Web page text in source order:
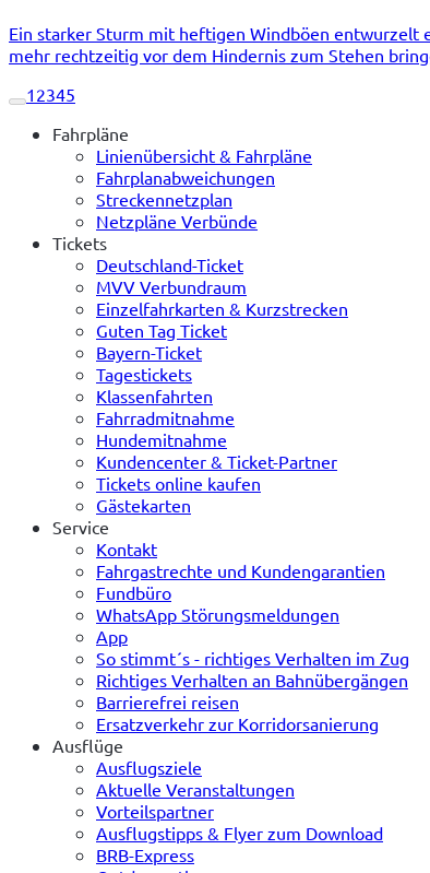
Ein starker Sturm mit heftigen Windböen entwurzelt
mehr rechtzeitig vor dem Hindernis zum Stehen
1 2345
Fahrpläne
Linienübersicht & Fahrpläne
Fahrplanabweichungen
Streckennetzplan
Netzpläne Verbünde
Tickets
Deutschland-Ticket
MVV Verbundraum
Einzelfahrkarten & Kurzstrecken
Guten Tag Ticket
Bayern-Ticket
Tagestickets
Klassenfahrten
Fahrradmitnahme
Hundemitnahme
Kundencenter & Ticket-Partner
Tickets online kaufen
Gästekarten
Service
Kontakt
Fahrgastrechte und Kundengarantien
Fundbüro
WhatsApp Störungsmeldungen
App
So stimmt´s - richtiges Verhalten im Zug
Richtiges Verhalten an Bahnübergängen
Barrierefrei reisen
Ersatzverkehr zur Korridorsanierung
Ausflüge
Ausflugsziele
Aktuelle Veranstaltungen
Vorteilspartner
Ausflugstipps & Flyer zum Download
BRB-Express